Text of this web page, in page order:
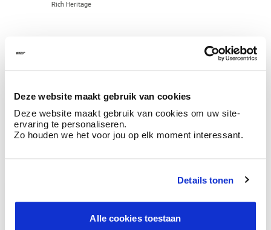
Deze website maakt gebruik van cookies
Deze website maakt gebruik van cookies om uw site-
ervaring te personaliseren.
Zo houden we het voor jou op elk moment interessant.
Details tonen
Alle cookies toestaan
Rich Heritage
Découvrez plus d'images d'inspiration pour: Off white
Ces styles peuvent également vous plaire